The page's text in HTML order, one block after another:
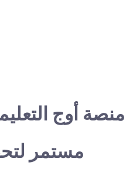
منصة أوج
مستمر